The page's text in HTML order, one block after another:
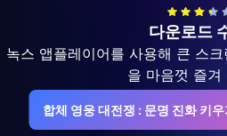
다운로드
녹스 앱플레이어를 사용해 큰 스
을 마음껏 즐겨
합체 영웅 대전쟁 : 문명 진화 키